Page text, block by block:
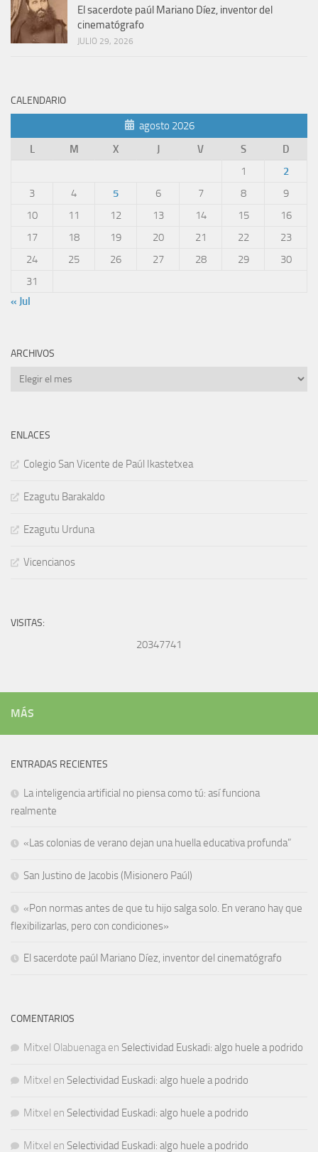
El sacerdote paúl Mariano Díez, inventor del
cinematógrafo
JULIO 29, 2026
CALENDARIO
agosto 2026
L
M X J V S
D
1
2
3
4 5 6 7 8
9
10
11 12 13 14 15
16
17
18 19 20 21 22
23
24
25 26 27 28 29
30
31
« Jul
ARCHIVOS
Archivos
ENLACES
Colegio San Vicente de Paúl Ikastetxea
Ezagutu Barakaldo
Ezagutu Urduna
Vicencianos
VISITAS:
20347741
MÁS
ENTRADAS RECIENTES
La inteligencia artificial no piensa como tú: así funciona
realmente
«Las colonias de verano dejan una huella educativa profunda”
San Justino de Jacobis (Misionero Paúl)
«Pon normas antes de que tu hijo salga solo. En verano hay que
flexibilizarlas, pero con condiciones»
El sacerdote paúl Mariano Díez, inventor del cinematógrafo
COMENTARIOS
Mitxel Olabuenaga en Selectividad Euskadi: algo huele a podrido
Mitxel en Selectividad Euskadi: algo huele a podrido
Mitxel en Selectividad Euskadi: algo huele a podrido
Mitxel en Selectividad Euskadi: algo huele a podrido